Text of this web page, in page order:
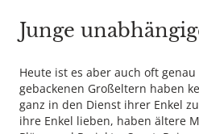
Junge
Heute ist es aber auch oft
gebackenen Großeltern haben
ganz in den Dienst ihrer Enkel
ihre Enkel lieben, haben ältere